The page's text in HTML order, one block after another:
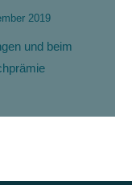
2019
und beim